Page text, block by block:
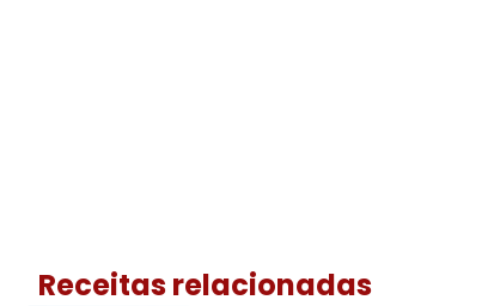
Receitas relacionadas